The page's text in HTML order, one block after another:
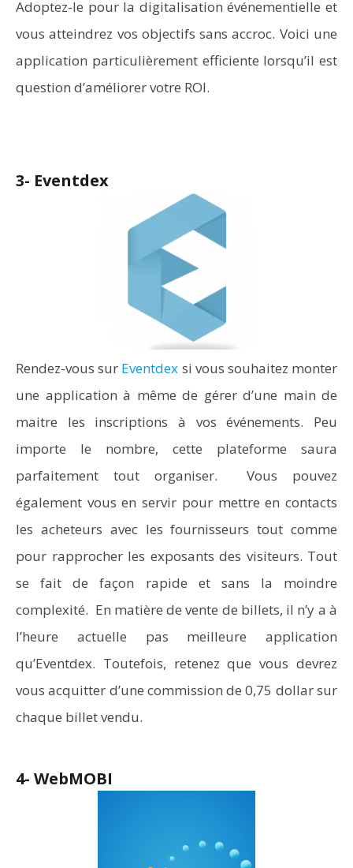
Adoptez-le pour la digitalisation événementielle et
vous atteindrez vos objectifs sans accroc. Voici une
application particulièrement efficiente lorsqu’il est
question d’améliorer votre ROI.
3- Eventdex
Rendez-vous sur Eventdex si vous souhaitez monter
une application à même de gérer d’une main de
maitre les inscriptions à vos événements. Peu
importe le nombre, cette plateforme saura
parfaitement tout organiser. Vous pouvez
également vous en servir pour mettre en contacts
les acheteurs avec les fournisseurs tout comme
pour rapprocher les exposants des visiteurs. Tout
se fait de façon rapide et sans la moindre
complexité. En matière de vente de billets, il n’y a à
l’heure actuelle pas meilleure application
qu’Eventdex. Toutefois, retenez que vous devrez
vous acquitter d’une commission de 0,75 dollar sur
chaque billet vendu.
4- WebMOBI